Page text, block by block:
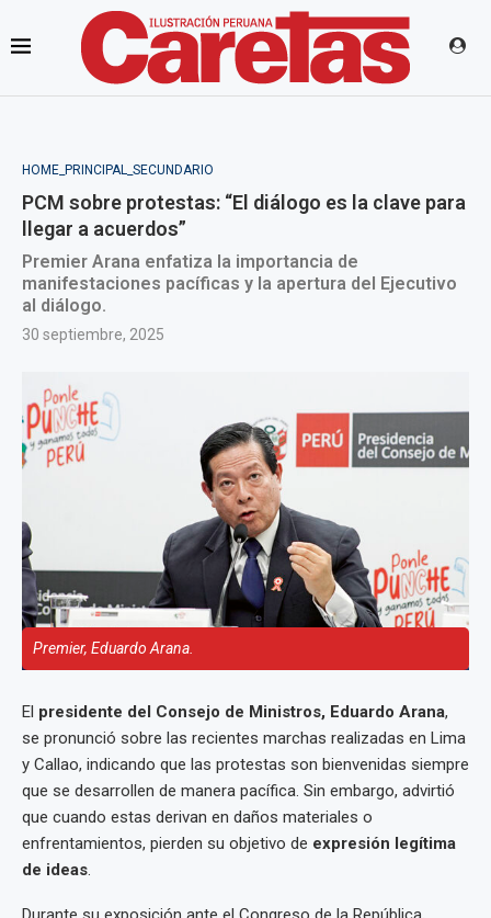
HOME_PRINCIPAL_SECUNDARIO
PCM sobre protestas: “El diálogo es la clave para
llegar a acuerdos”
Premier Arana enfatiza la importancia de
manifestaciones pacíficas y la apertura del Ejecutivo
al diálogo.
30 septiembre, 2025
Premier, Eduardo Arana.
El presidente del Consejo de Ministros, Eduardo Arana,
se pronunció sobre las recientes marchas realizadas en Lima
y Callao, indicando que las protestas son bienvenidas siempre
que se desarrollen de manera pacífica. Sin embargo, advirtió
que cuando estas derivan en daños materiales o
enfrentamientos, pierden su objetivo de expresión legítima
de ideas.